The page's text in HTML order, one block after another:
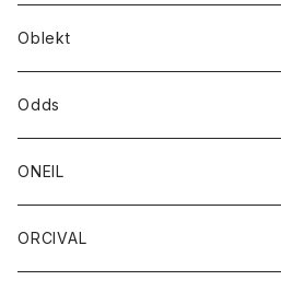
靴
ジャケット
シャツ
ボトム
ショートパンツ
パンツ
レディース
シャツ
Tシャツ
ブレスレット
靴
ストール/マフラー
トップス
シャツ
シャツジャケット
ボトム
ショートパンツ
ジーンズ
カットソー
スエット
ボトム
Oblekt
ボトム
ショートパンツ
パンツ
レディース
ボトム
Odds
帽子
ONEIL
スカート
ORCIVAL